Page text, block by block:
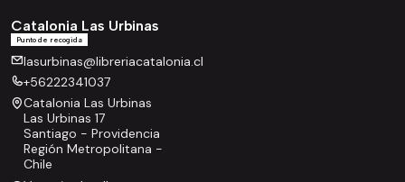
Catalonia Las Urbinas
Punto de recogida
lasurbinas@libreriacatalonia.cl
+56222341037
Catalonia Las Urbinas
Las Urbinas 17
Santiago - Providencia
Región Metropolitana -
Chile